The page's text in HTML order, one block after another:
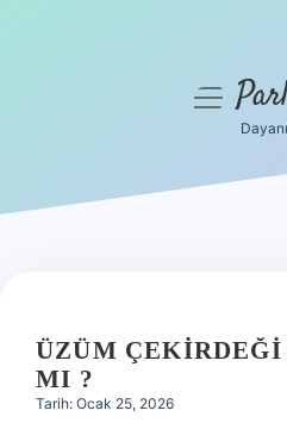
Hakkımızda
menüyü
ÜZÜM
MI ?
Tarih: Ocak 25, 2026